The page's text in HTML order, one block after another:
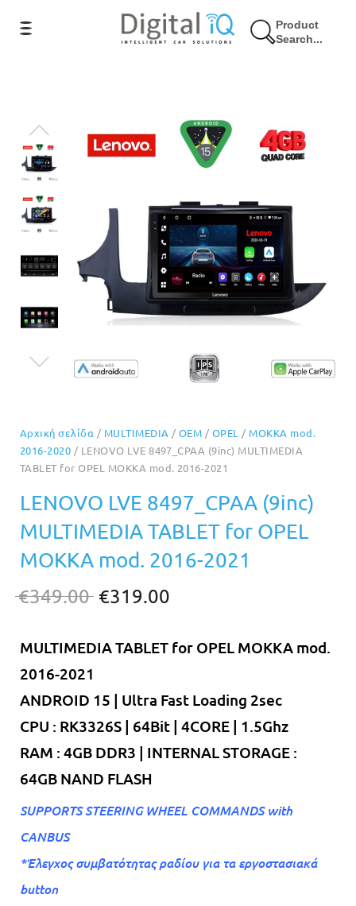
Product
Search...
9% Έκπτωση
Αρχική σελίδα / MULTIMEDIA / OEM / OPEL / MOKKA mod.
2016-2020 / LENOVO LVE 8497_CPAA (9inc) MULTIMEDIA
TABLET for OPEL MOKKA mod. 2016-2021
LENOVO LVE 8497_CPAA (9inc)
MULTIMEDIA TABLET for OPEL
MOKKA mod. 2016-2021
€349.00 Original
was:
€319.00
τιμή
€319.00.
MULTIMEDIA TABLET for OPEL MOKKA mod.
2016-2021
ANDROID 15 | Ultra Fast Loading 2sec
CPU : RK3326S | 64Bit | 4CORE | 1.5Ghz
RAM : 4GB DDR3 | INTERNAL STORAGE :
64GB NAND FLASH
SUPPORTS STEERING WHEEL COMMANDS with
CANBUS
*Έλεγχος συμβατότητας ραδίου για τα εργοστασιακά
button